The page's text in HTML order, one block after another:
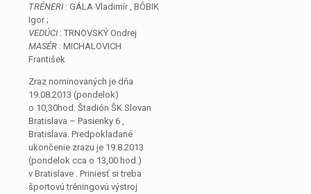
TRÉNERI : GÁLA Vladimír , BÔBIK
Igor ;
VEDÚCI: TRNOVSKÝ Ondrej
MASÉR : MICHALOVICH
František
Zraz nominovaných je dňa
19.08.2013 (pondelok)
o 10,30hod. Štadión ŠK Slovan
Bratislava – Pasienky 6 ,
Bratislava. Predpokladané
ukončenie zrazu je 19.8.2013
(pondelok cca o 13,00 hod.)
v Bratislave . Priniesť si treba
športovú tréningovú výstroj